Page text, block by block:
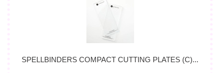
SPELLBINDERS COMPACT CUTTING PLATES (C)...